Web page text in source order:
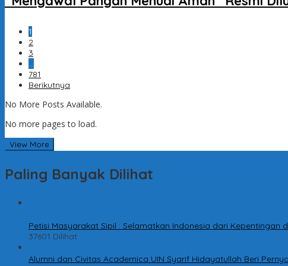
1
2
3
…
781
Berikutnya
No More Posts Available.
No more pages to load.
View More
Paling Banyak Dilihat
Petisi Masyarakat Sipil : Selamatkan Indonesia dari
37601 Dilihat
Alumni dan Civitas Academica UIN Syarif Hidayatullah Beri